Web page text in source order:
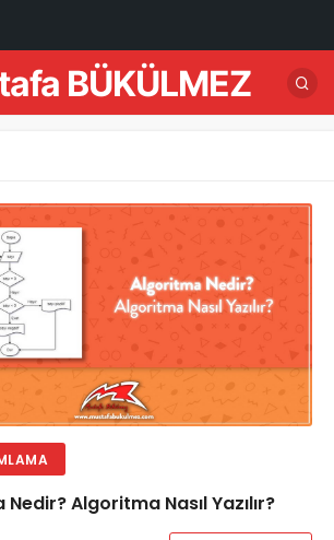
BÜKÜLMEZ
Algoritma Nasıl Yazılır?